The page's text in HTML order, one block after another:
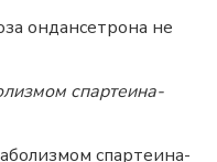
ондансетрона не
спартеина-
спартеина-